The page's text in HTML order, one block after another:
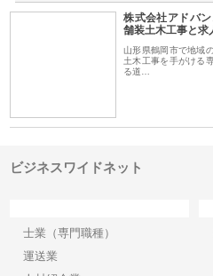
株式会社アドバ
舗装土木工事と求
山形県鶴岡市で地域
土木工事を手がける
る道…
ビジネスワイドネット
士業（専門職種）
運送業